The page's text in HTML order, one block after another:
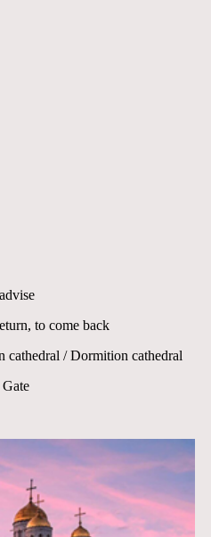
to come back
cathedral / Dormition cathedral